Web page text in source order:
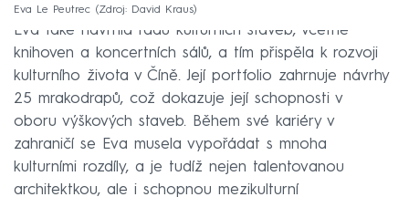
Eva Le Peutrec Zdroj: David Kraus
Eva také navrhla řadu kulturních staveb, včetně
knihoven a koncertních sálů, a tím přispěla k rozvoji
kulturního života v Číně. Její portfolio zahrnuje návrhy
25 mrakodrapů, což dokazuje její schopnosti v
oboru výškových staveb. Během své kariéry v
zahraničí se Eva musela vypořádat s mnoha
kulturními rozdíly, a je tudíž nejen talentovanou
architektkou, ale i schopnou mezikulturní